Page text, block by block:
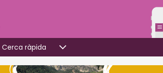
Cerca ràpida